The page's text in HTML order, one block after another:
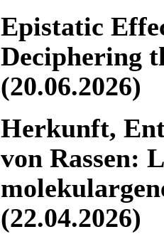
Epistatic
Deciphering
(20.06.2026)
Herkunft,
von Rassen:
(22.04.2026)